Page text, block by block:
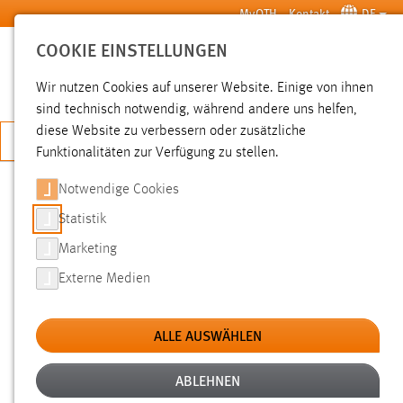
Zum Hauptinhalt springen MyOTH Kontakt DE
SUCHE
JETZT BEWERBEN
SUCHE
FILTER
Typ
Erstellungsdatum
COOKIE EINSTELLUNGEN
Wir nutzen Cookies auf unserer Website. Einige von ihnen
sind technisch notwendig, während andere uns helfen,
diese Website zu verbessern oder zusätzliche
Funktionalitäten zur Verfügung zu stellen.
Notwendige Cookies
Statistik
Marketing
Externe Medien
ALLE AUSWÄHLEN
ABLEHNEN